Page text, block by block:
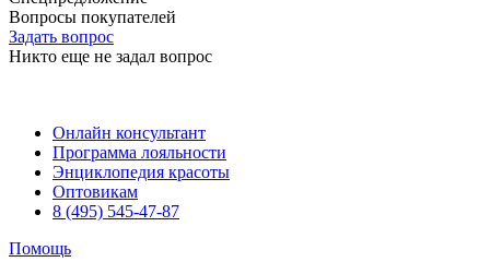
Вопросы покупателей
Задать вопрос
Никто еще не задал вопрос
Онлайн консультант
Программа лояльности
Энциклопедия красоты
Оптовикам
8 (495) 545-47-87
Помощь